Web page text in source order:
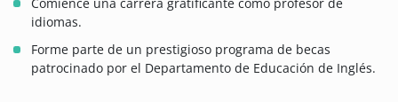
idiomas.
Forme parte de un prestigioso programa de becas
patrocinado por el Departamento de Educación de Inglés.